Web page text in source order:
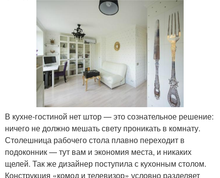
В кухне-гостиной нет штор — это сознательное решение:
ничего не должно мешать свету проникать в комнату.
Столешница рабочего стола плавно переходит в
подоконник — тут вам и экономия места, и никаких
щелей. Так же дизайнер поступила с кухонным столом.
Конструкция «комод и телевизор» условно разделяет